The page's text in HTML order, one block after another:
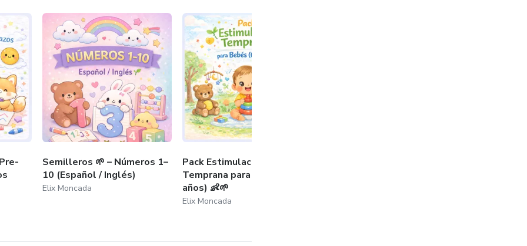
educativas
de pantallas
y educativo)
Semilleros 🌱 – Números 1–
10 (Español / Inglés)
Elix Moncada
Pack Estimulación
Temprana para Bebés (0-2
años) 👶🌱
Elix Moncada